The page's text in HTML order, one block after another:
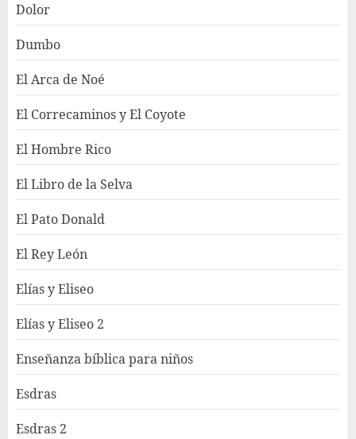
Dolor
Dumbo
El Arca de Noé
El Correcaminos y El Coyote
El Hombre Rico
El Libro de la Selva
El Pato Donald
El Rey León
Elías y Eliseo
Elías y Eliseo 2
Enseñanza bíblica para niños
Esdras
Esdras 2